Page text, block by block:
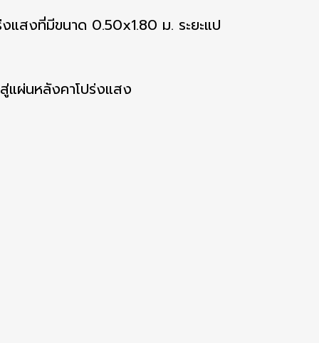
แสงที่มีขนาด 0.50x1.80 ม. ระยะแป
แผ่นหลังคาโปร่งแสง